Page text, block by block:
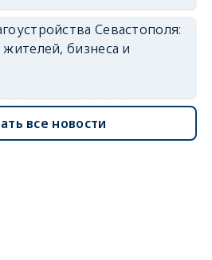
Севастополя:
бизнеса и
все новости